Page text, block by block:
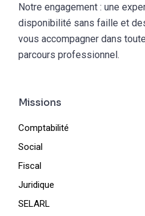
Notre engagement : une
disponibilité sans faille et
vous accompagner dans
parcours professionnel.
Missions
Comptabilité
Social
Fiscal
Juridique
SELARL